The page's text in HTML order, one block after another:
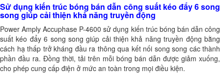
Sử dụng kiến trúc bóng bán dẫn công suất kéo đẩy 6 song
song giúp cải thiện khả năng truyền động
Power Amply Accuphase P-4600 sử dụng kiến trúc bóng bán dẫn công
suất kéo đẩy 6 song song giúp cải thiện khả năng truyền động bằng
cách hạ thấp trở kháng đầu ra thông qua kết nối song song các thành
phần đầu ra. Đồng thời, tải trên mỗi bóng bán dẫn được giảm xuống,
cho phép cung cấp điện ở mức an toàn trong mọi điều kiện.